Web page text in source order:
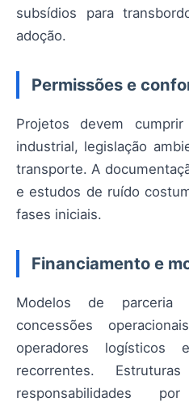
subsídios para
adoção.
Permissões e
Projetos devem
industrial, legislação
transporte. A
e estudos de ruído
fases iniciais.
Financiamento e
Modelos de parceria
concessões
operadores logísticos
recorrentes.
responsabilidades